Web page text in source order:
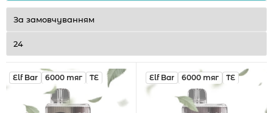
Elf Bar 6000 тяг TE Elf Bar 6000 тяг TE